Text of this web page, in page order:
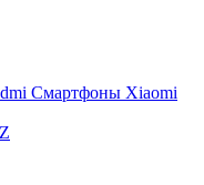
Смартфоны Xiaomi